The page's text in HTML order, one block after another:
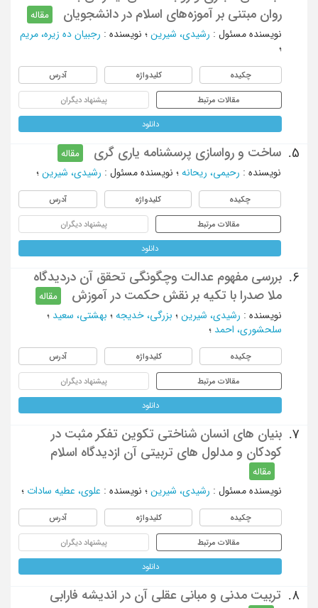
روان مبتنی بر آموزه‌های اسلام در دانشجویان
مقاله
نویسنده مسئول : رشیدی، شیرین ؛ نویسنده : رجبیان ده زیره، مریم
؛
چکیده کلیدواژه آدرس
مقالات مرتبط پیشنهاد دیگران
دانلود
5. ساخت و رواسازی پرسشنامه یاری گری
مقاله
نویسنده : رحیمی، ریحانه ؛ نویسنده مسئول : رشیدی، شیرین ؛
چکیده کلیدواژه آدرس
مقالات مرتبط پیشنهاد دیگران
دانلود
6.
بررسی مفهوم عدالت وچگونگی تحقق آن دردیدگاه
ملا صدرا با تکیه بر نقش حکمت در آموزش
مقاله
نویسنده : رشیدی، شیرین ؛ بزرگی، خدیجه ؛ بهشتی، سعید ؛
سلحشوری، احمد ؛
چکیده کلیدواژه آدرس
مقالات مرتبط پیشنهاد دیگران
دانلود
7.
بنیان های انسان شناختی تکوین تفکر مثبت در
کودکان و مدلول های تربیتی آن ازدیدگاه اسلام
مقاله
نویسنده مسئول : رشیدی، شیرین ؛ نویسنده : علوی، عطیه سادات ؛
چکیده کلیدواژه آدرس
مقالات مرتبط پیشنهاد دیگران
دانلود
8. تربیت مدنی و مبانی عقلی آن در اندیشه فارابی